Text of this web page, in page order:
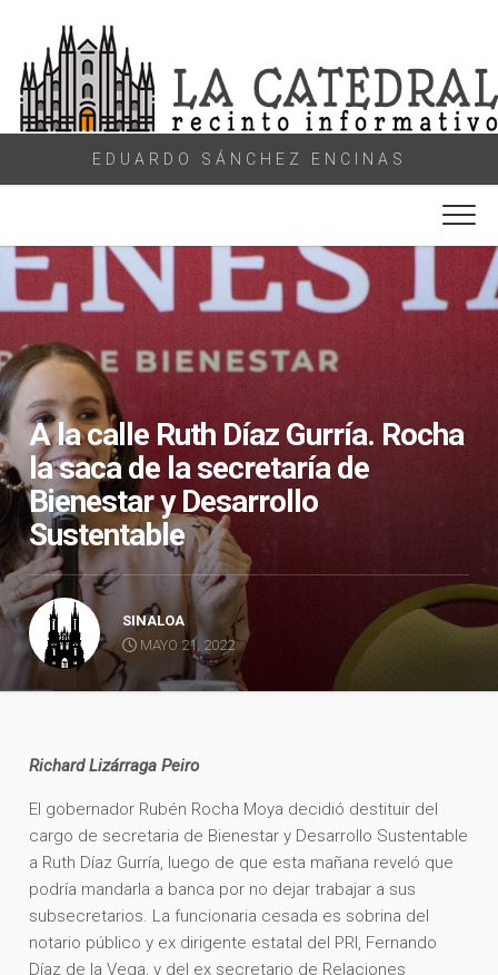
content
EDUARDO SÁNCHEZ ENCINAS
A la calle Ruth Díaz Gurría. Rocha
la saca de la secretaría de
Bienestar y Desarrollo
Sustentable
SINALOA
MAYO 21, 2022
Richard Lizárraga Peiro
El gobernador Rubén Rocha Moya decidió destituir del
cargo de secretaria de Bienestar y Desarrollo Sustentable
a Ruth Díaz Gurría, luego de que esta mañana reveló que
podría mandarla a banca por no dejar trabajar a sus
subsecretarios. La funcionaria cesada es sobrina del
notario público y ex dirigente estatal del PRI, Fernando
Díaz de la Vega, y del ex secretario de Relaciones